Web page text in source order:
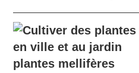
plantes mellifères